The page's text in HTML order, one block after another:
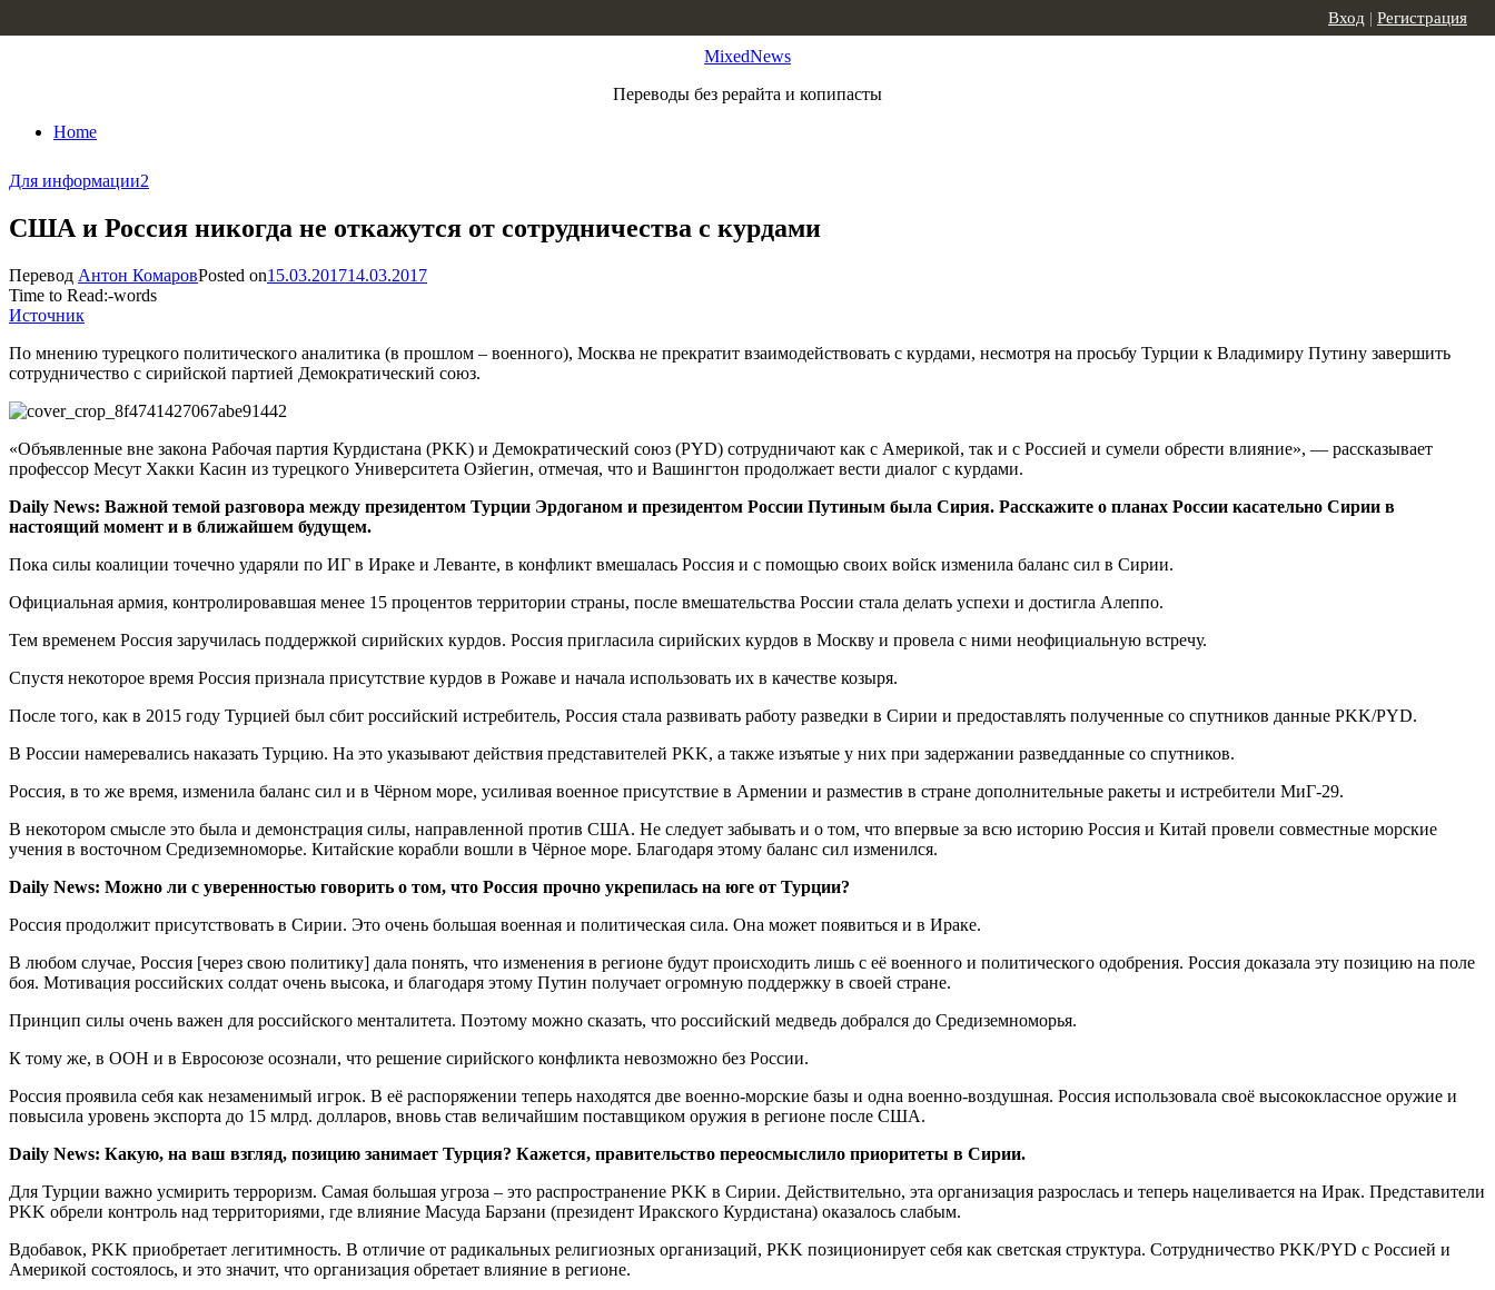
MixedNews
Переводы без рерайта и копипасты
Home
Вход | Регистрация
Для информации2
США и Россия никогда не откажутся от сотрудничества с курдами
Перевод Антон КомаровPosted on15.03.201714.03.2017
Time to Read:-words
Источник
По мнению турецкого политического аналитика (в прошлом – военного), Москва не прекратит взаимодействовать с курдами, несмотря на просьбу Турции к Владимиру Путину завершить
сотрудничество с сирийской партией Демократический союз.
«Объявленные вне закона Рабочая партия Курдистана (PKK) и Демократический союз (PYD) сотрудничают как с Америкой, так и с Россией и сумели обрести влияние», — рассказывает
профессор Месут Хакки Касин из турецкого Университета Озйегин, отмечая, что и Вашингтон продолжает вести диалог с курдами.
Daily News: Важной темой разговора между президентом Турции Эрдоганом и президентом России Путиным была Сирия. Расскажите о планах России касательно Сирии в
настоящий момент и в ближайшем будущем.
Пока силы коалиции точечно ударяли по ИГ в Ираке и Леванте, в конфликт вмешалась Россия и с помощью своих войск изменила баланс сил в Сирии.
Официальная армия, контролировавшая менее 15 процентов территории страны, после вмешательства России стала делать успехи и достигла Алеппо.
Тем временем Россия заручилась поддержкой сирийских курдов. Россия пригласила сирийских курдов в Москву и провела с ними неофициальную встречу.
Спустя некоторое время Россия признала присутствие курдов в Рожаве и начала использовать их в качестве козыря.
После того, как в 2015 году Турцией был сбит российский истребитель, Россия стала развивать работу разведки в Сирии и предоставлять полученные со спутников данные PKK/PYD.
В России намеревались наказать Турцию. На это указывают действия представителей PKK, а также изъятые у них при задержании разведданные со спутников.
Россия, в то же время, изменила баланс сил и в Чёрном море, усиливая военное присутствие в Армении и разместив в стране дополнительные ракеты и истребители МиГ-29.
В некотором смысле это была и демонстрация силы, направленной против США. Не следует забывать и о том, что впервые за всю историю Россия и Китай провели совместные морские
учения в восточном Средиземноморье. Китайские корабли вошли в Чёрное море. Благодаря этому баланс сил изменился.
Daily News: Можно ли с уверенностью говорить о том, что Россия прочно укрепилась на юге от Турции?
Россия продолжит присутствовать в Сирии. Это очень большая военная и политическая сила. Она может появиться и в Ираке.
В любом случае, Россия [через свою политику] дала понять, что изменения в регионе будут происходить лишь с её военного и политического одобрения. Россия доказала эту позицию на поле
боя. Мотивация российских солдат очень высока, и благодаря этому Путин получает огромную поддержку в своей стране.
Принцип силы очень важен для российского менталитета. Поэтому можно сказать, что российский медведь добрался до Средиземноморья.
К тому же, в ООН и в Евросоюзе осознали, что решение сирийского конфликта невозможно без России.
Россия проявила себя как незаменимый игрок. В её распоряжении теперь находятся две военно-морские базы и одна военно-воздушная. Россия использовала своё высококлассное оружие и
повысила уровень экспорта до 15 млрд. долларов, вновь став величайшим поставщиком оружия в регионе после США.
Daily News: Какую, на ваш взгляд, позицию занимает Турция? Кажется, правительство переосмыслило приоритеты в Сирии.
Для Турции важно усмирить терроризм. Самая большая угроза – это распространение PKK в Сирии. Действительно, эта организация разрослась и теперь нацеливается на Ирак. Представители
PKK обрели контроль над территориями, где влияние Масуда Барзани (президент Иракского Курдистана) оказалось слабым.
Вдобавок, PKK приобретает легитимность. В отличие от радикальных религиозных организаций, PKK позиционирует себя как светская структура. Сотрудничество PKK/PYD с Россией и
Америкой состоялось, и это значит, что организация обретает влияние в регионе.